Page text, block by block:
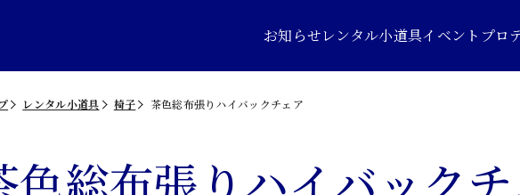
お知らせレンタル小道具イベントプロ
レンタル小道具 椅子 茶色総布張りハイバックチェア
色総布張りハイバック